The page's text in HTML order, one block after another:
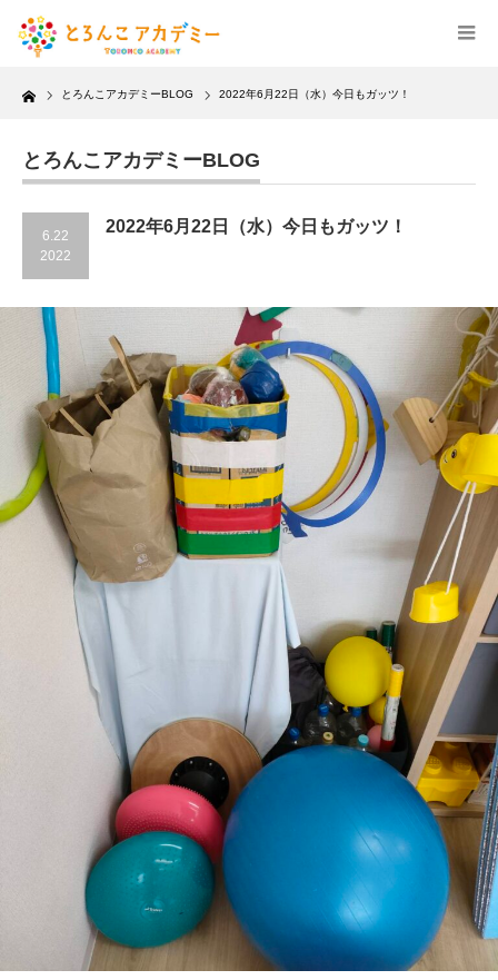
Home とろんこアカデミーBLOG 2022年6月22日（水）今日もガッツ！
とろんこアカデミーBLOG
6.22
2022
2022年6月22日（水）今日もガッツ！